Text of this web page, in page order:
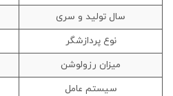
سال تولید و سری
نوع پردازشگر
میزان رزولوشن
سیستم عامل